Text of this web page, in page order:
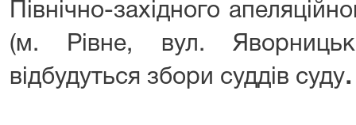
Північно-західного
(м. Рівне, вул.
відбудуться збори суддів суду.